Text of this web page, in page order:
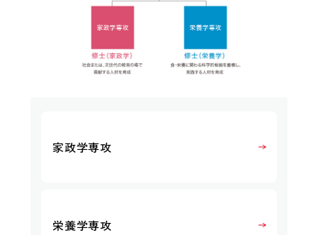
家政学専攻
栄養学専攻